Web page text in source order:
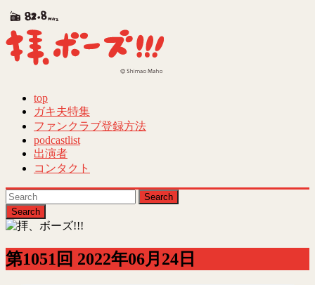
Skip
to
content
拝、
ズ!!!
40
回
ギ
ラ
ク
top
ガキ夫特集
ファンクラブ登録方法
podcastlist
出演者
コンタクト
Search
第1051回 2022年06月24日